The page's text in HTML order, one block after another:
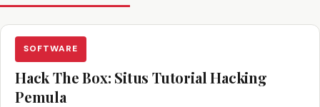
SOFTWARE
Hack The Box: Situs Tutorial Hacking
Pemula